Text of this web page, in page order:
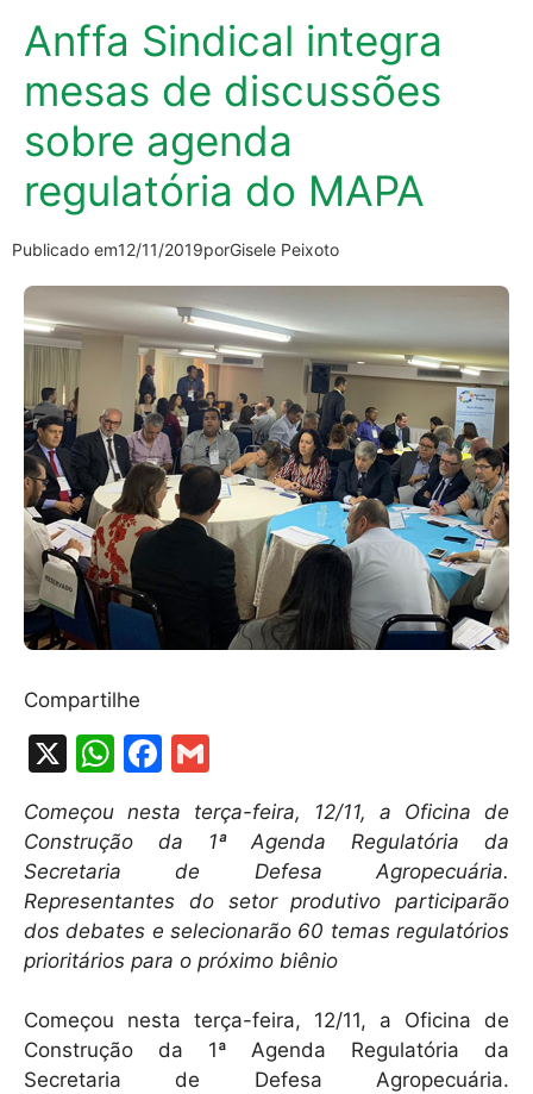
Anffa Sindical integra
mesas de discussões
sobre agenda
regulatória do MAPA
Publicado em12/11/2019porGisele Peixoto
Compartilhe
X
W
at
s
A
p
p
F
c
e
b
o
o
k
ai
Começou nesta terça-feira, 12/11, a Oficina de
Construção da 1ª Agenda Regulatória da
Secretaria de Defesa Agropecuária.
Representantes do setor produtivo participarão
dos debates e selecionarão 60 temas regulatórios
prioritários para o próximo biênio
Começou nesta terça-feira, 12/11, a Oficina de
Construção da 1ª Agenda Regulatória da
Secretaria de Defesa Agropecuária.